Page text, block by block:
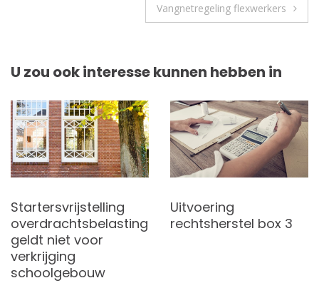
Vangnetregeling flexwerkers
U zou ook interesse kunnen hebben in
Startersvrijstelling
overdrachtsbelasting
geldt niet voor
verkrijging
schoolgebouw
Uitvoering
rechtsherstel box 3